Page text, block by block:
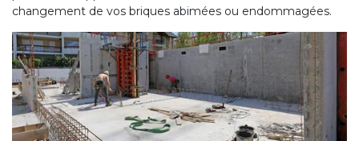
changement de vos briques abimées ou endommagées.